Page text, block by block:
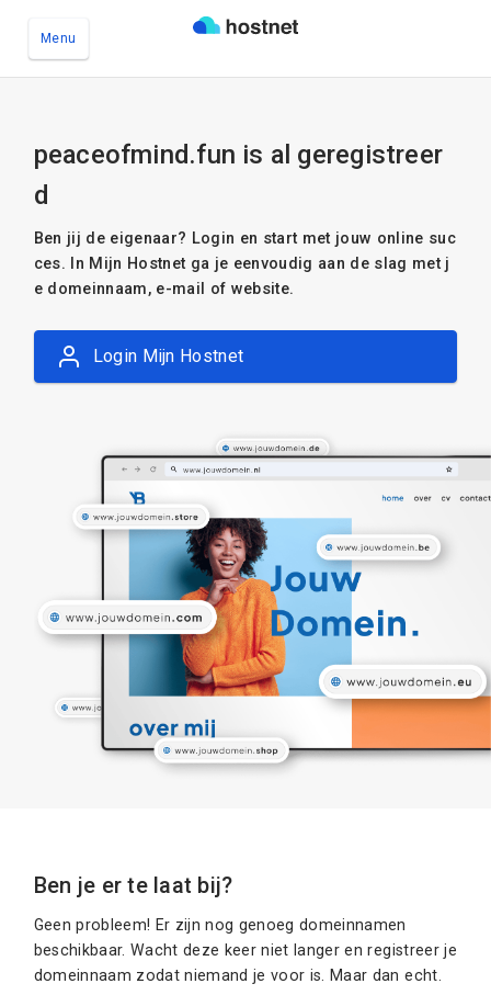
Menu
peaceofmind.fun is al geregistreer
d
Ben jij de eigenaar? Login en start met jouw online suc
ces. In Mijn Hostnet ga je eenvoudig aan de slag met j
e domeinnaam, e-mail of website.
Login Mijn Hostnet
Ben je er te laat bij?
Geen probleem! Er zijn nog genoeg domeinnamen
beschikbaar. Wacht deze keer niet langer en registreer je
domeinnaam zodat niemand je voor is. Maar dan echt.